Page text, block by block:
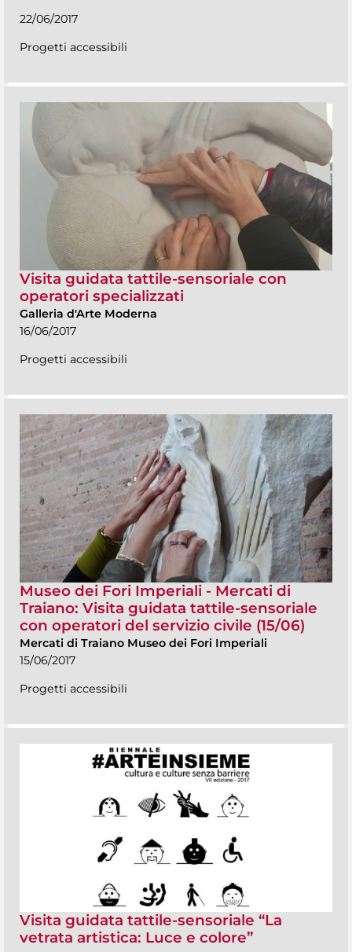
22/06/2017
Progetti accessibili
Visita guidata tattile-sensoriale con
operatori specializzati
Galleria d'Arte Moderna
16/06/2017
Progetti accessibili
Museo dei Fori Imperiali - Mercati di
Traiano: Visita guidata tattile-sensoriale
con operatori del servizio civile (15/06)
Mercati di Traiano Museo dei Fori Imperiali
15/06/2017
Progetti accessibili
Visita guidata tattile-sensoriale “La
vetrata artistica: Luce e colore”